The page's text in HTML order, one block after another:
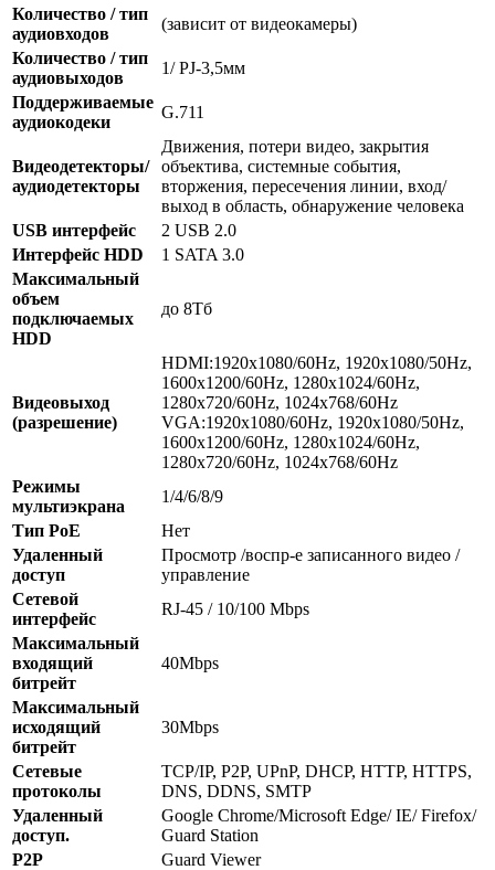
Количество / тип
аудиовходов
(зависит от видеокамеры)
Количество / тип
аудиовыходов
1/ PJ-3,5мм
Поддерживаемые
аудиокодеки
G.711
Видеодетекторы/
аудиодетекторы
Движения, потери видео, закрытия
объектива, системные события,
вторжения, пересечения линии, вход/
выход в область, обнаружение человека
USB интерфейс
2 USB 2.0
Интерфейс HDD
1 SATA 3.0
Максимальный
объем
подключаемых
HDD
до 8Тб
Видеовыход
(разрешение)
HDMI:1920x1080/60Hz, 1920x1080/50Hz,
1600x1200/60Hz, 1280x1024/60Hz,
1280x720/60Hz, 1024x768/60Hz
VGA:1920x1080/60Hz, 1920x1080/50Hz,
1600x1200/60Hz, 1280x1024/60Hz,
1280x720/60Hz, 1024x768/60Hz
Режимы
мультиэкрана
1/4/6/8/9
Тип РоЕ
Нет
Удаленный
доступ
Просмотр /воспр-е записанного видео /
управление
Сетевой
интерфейс
RJ-45 / 10/100 Mbps
Максимальный
входящий
битрейт
40Mbps
Максимальный
исходящий
битрейт
30Mbps
Сетевые
протоколы
TCP/IP, P2P, UPnP, DHCP, HTTP, HTTPS,
DNS, DDNS, SMTP
Удаленный
доступ.
Google Chrome/Microsoft Edge/ IE/ Firefox/
Guard Station
P2P
Guard Viewer